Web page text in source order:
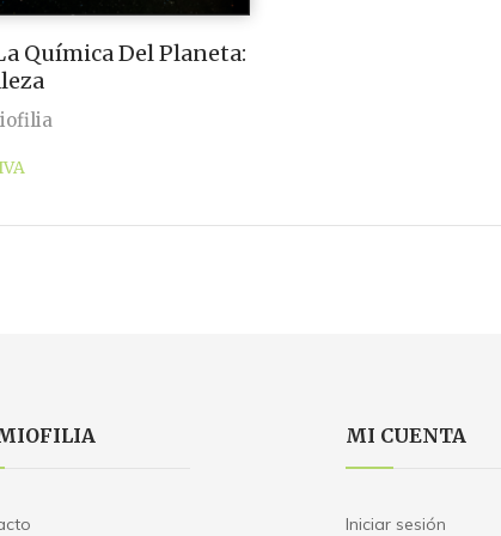
Química Del Planeta:
MI CUENTA
Iniciar sesión